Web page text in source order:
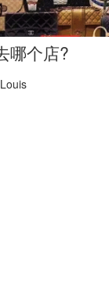
哪个店?